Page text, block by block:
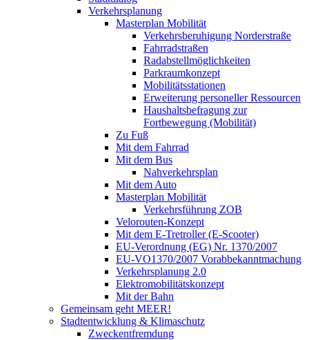
Verkehrsplanung
Masterplan Mobilität
Verkehrsberuhigung Norderstraße
Fahrradstraßen
Radabstellmöglichkeiten
Parkraumkonzept
Mobilitätsstationen
Erweiterung personeller Ressourcen
Haushaltsbefragung zur
Fortbewegung (Mobilität)
Zu Fuß
Mit dem Fahrrad
Mit dem Bus
Nahverkehrsplan
Mit dem Auto
Masterplan Mobilität
Verkehrsführung ZOB
Velorouten-Konzept
Mit dem E-Tretroller (E-Scooter)
EU-Verordnung (EG) Nr. 1370/2007
EU-VO1370/2007 Vorabbekanntmachung
Verkehrsplanung 2.0
Elektromobilitätskonzept
Mit der Bahn
Gemeinsam geht MEER!
Stadtentwicklung & Klimaschutz
Zweckentfremdung